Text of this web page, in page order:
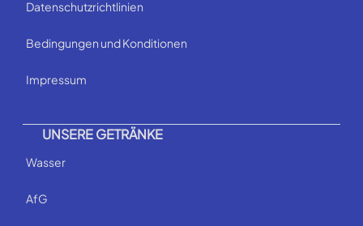
Datenschutzrichtlinien
Bedingungen und Konditionen
Impressum
UNSERE GETRÄNKE
Wasser
AfG